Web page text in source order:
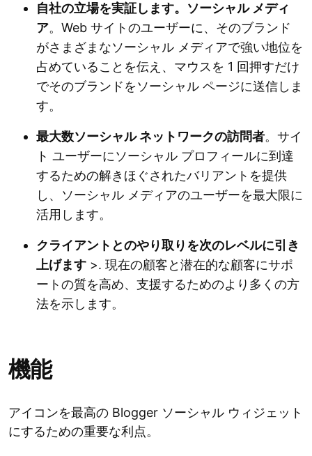
自社の立場を実証します。ソーシャル メディ
ア。Web サイトのユーザーに、そのブランド
がさまざまなソーシャル メディアで強い地位を​​
占めていることを伝え、マウスを 1 回押すだけ
でそのブランドをソーシャル ページに送信しま
す。
最大数ソーシャル ネットワークの訪問者。サイ
ト ユーザーにソーシャル プロフィールに到達
するための解きほぐされたバリアントを提供
し、ソーシャル メディアのユーザーを最大限に
活用します。
クライアントとのやり取りを次のレベルに引き
上げます >. 現在の顧客と潜在的な顧客にサポ
ートの質を高め、支援するためのより多くの方
法を示します。
機能
アイコンを最高の Blogger ソーシャル ウィジェット
にするための重要な利点。